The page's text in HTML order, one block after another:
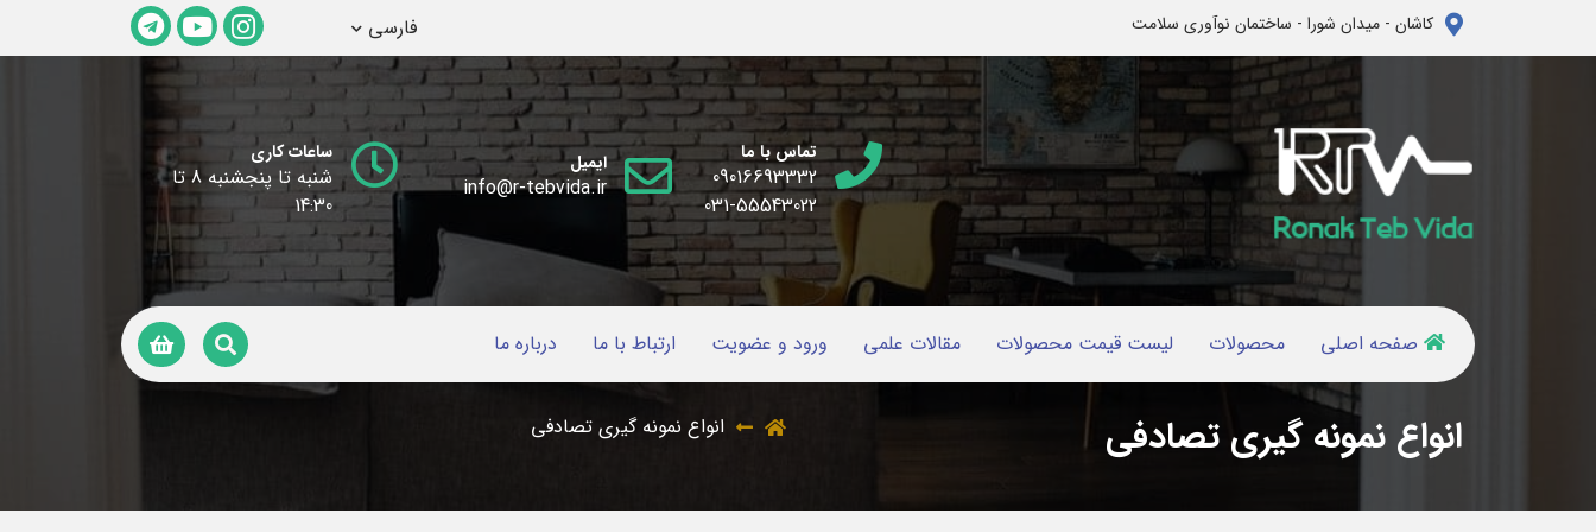
کاشان - میدان شورا - ساختمان نوآوری سلامت فارسی
تماس با ما
09016693332
031-55543022
ایمیل
info@r-tebvida.ir
ساعات کاری
شنبه تا پنجشنبه 8 تا
14:30
صفحه اصلی محصولات لیست قیمت محصولات مقالات علمی ورود و عضویت ارتباط با ما درباره ما
انواع نمونه گیری تصادفی انواع نمونه گیری تصادفی